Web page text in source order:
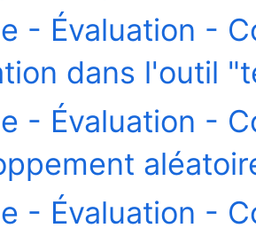
- Évaluation -
dans l'outil
- Évaluation -
- Évaluation -